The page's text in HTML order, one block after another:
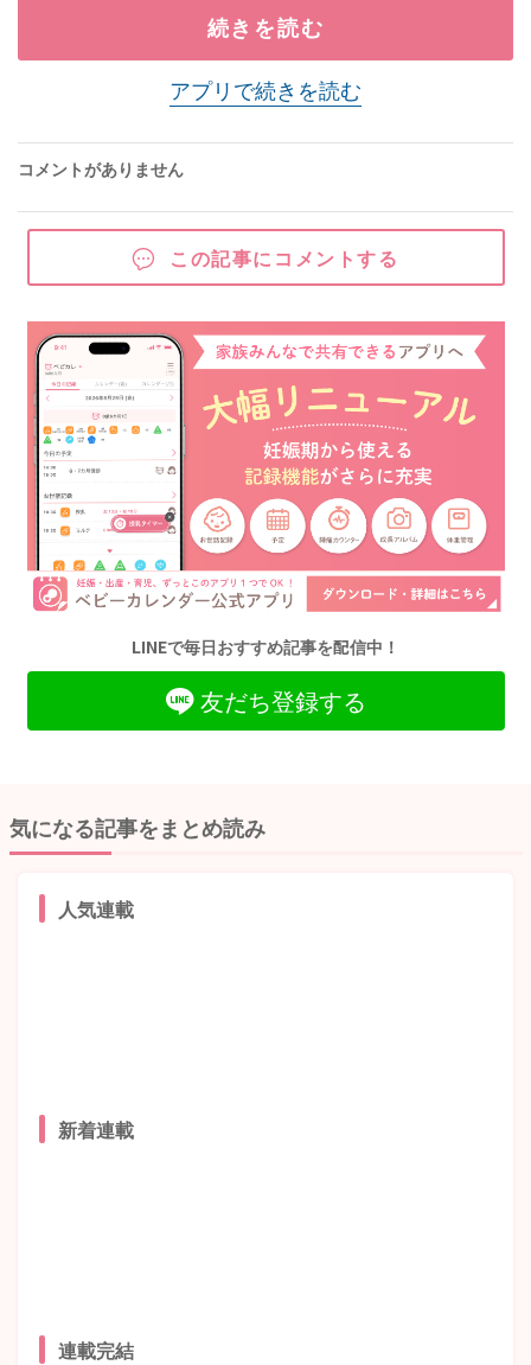
続きを読む
アプリで続きを読む
コメントがありません
この記事にコメントする
LINEで毎日おすすめ記事を配信中！
友だち登録する
気になる記事をまとめ読み
人気連載
新着連載
連載完結